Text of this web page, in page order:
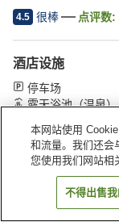
4.5 很棒 点评数:
酒店设施
停车场
露天浴池（温泉）
首页 日本 山形
本网站使用
和流量。我们还会
您使用我们网站相
不得出售